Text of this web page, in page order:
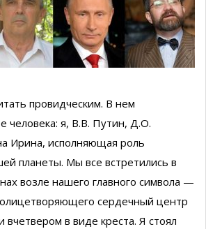
провидческим. В нем
человека: я, В.В. Путин, Д.О.
Ирина, исполняющая роль
планеты. Мы все встретились в
возле нашего главного символа —
олицетворяющего сердечный центр
вчетвером в виде креста. Я стоял